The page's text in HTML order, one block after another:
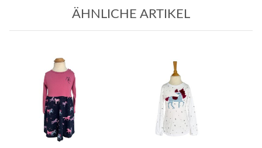
ÄHNLICHE ARTIKEL